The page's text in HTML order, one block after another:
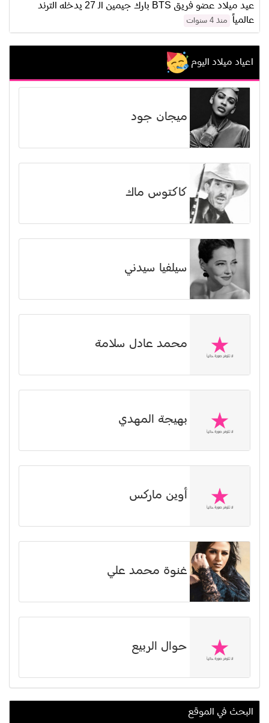
عيد ميلاد عضو فريق BTS بارك جيمين الـ 27 يدخله الترند
عالمياً
منذ 4 سنوات
اعياد ميلاد اليوم
ميجان جود
كاكتوس ماك
سيلفيا سيدني
محمد عادل سلامة
بهيجة المهدي
أوين ماركس
غنوة محمد علي
حوال الربيع
البحث في الموقع